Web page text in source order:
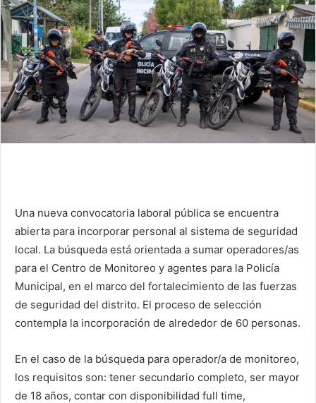
Una nueva convocatoria laboral pública se encuentra
abierta para incorporar personal al sistema de seguridad
local. La búsqueda está orientada a sumar operadores/as
para el Centro de Monitoreo y agentes para la Policía
Municipal, en el marco del fortalecimiento de las fuerzas
de seguridad del distrito. El proceso de selección
contempla la incorporación de alrededor de 60 personas.
En el caso de la búsqueda para operador/a de monitoreo,
los requisitos son: tener secundario completo, ser mayor
de 18 años, contar con disponibilidad full time,